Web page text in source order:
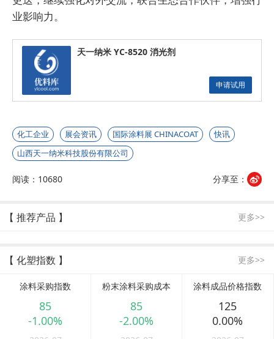
业影响力。
天一纳米 YC-8520 消光剂
申请试用
化工企业 展会资讯 国际涂料展 CHINACOAT
快讯
山西天一纳米科技股份有限公司
阅读：10680 分享至：
【 推荐产品 】 更多>>
【 化塑指数 】 更多>>
涂料采购指数
85
-1.00%
粉末涂料采购成本
85
-2.00%
涂料成品价格指数
125
0.00%